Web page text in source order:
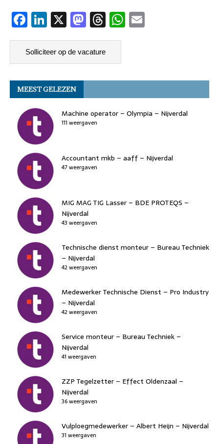
F
a
c
e
b
o
o
k
Li
n
k
e
dI
n
X M
a
st
o
d
o
n
T
h
a
d
s
W
h
A
p
p
MEEST GELEZEN
Machine operator – Olympia – Nijverdal
111 weergaven
Accountant mkb – aaff – Nijverdal
47 weergaven
MIG MAG TIG Lasser – BDE PROTEQS –
Nijverdal
43 weergaven
Technische dienst monteur – Bureau Techniek
– Nijverdal
42 weergaven
Medewerker Technische Dienst – Pro Industry
– Nijverdal
42 weergaven
Service monteur – Bureau Techniek –
Nijverdal
41 weergaven
ZZP Tegelzetter – Effect Oldenzaal –
Nijverdal
36 weergaven
Vulploegmedewerker – Albert Heijn – Nijverdal
31 weergaven